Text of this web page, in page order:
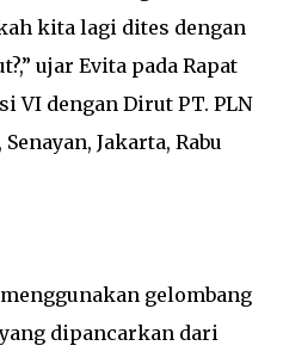
kita lagi dites dengan
ujar Evita pada Rapat
VI dengan Dirut PT. PLN
Jakarta, Rabu
gelombang
dipancarkan dari